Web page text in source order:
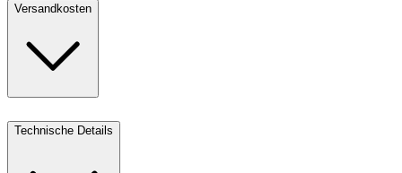
Versandkosten
Technische Details